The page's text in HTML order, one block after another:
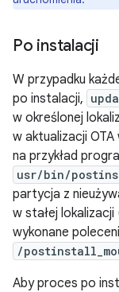
Po instalacji
W przypadku
po instalacji,
w określonej
w aktualizacji
na przykład
usr/bin/
partycja z
w stałej lokalizacji
wykonane
/
Aby proces po